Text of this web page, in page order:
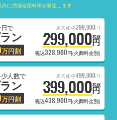
に式場使用料等が発生します
で
ン
万円割
通常価格399,000円
299,000円
税抜
税込328,900円(火葬料金別)
人数で
ン
万円割
通常価格499,000円
399,000円
税抜
税込438,900円(火葬料金別)